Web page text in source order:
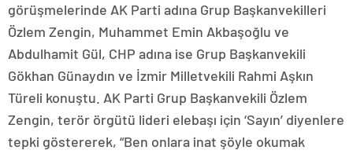
görüşmelerinde AK Parti adına Grup Başkanvekilleri
Özlem Zengin, Muhammet Emin Akbaşoğlu ve
Abdulhamit Gül, CHP adına ise Grup Başkanvekili
Gökhan Günaydın ve İzmir Milletvekili Rahmi Aşkın
Türeli konuştu. AK Parti Grup Başkanvekili Özlem
Zengin, terör örgütü lideri elebaşı için ‘Sayın’ diyenlere
tepki göstererek, “Ben onlara inat şöyle okumak